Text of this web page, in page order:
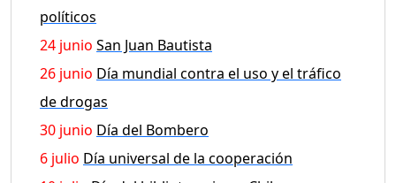
políticos
24 junio San Juan Bautista
26 junio Día mundial contra el uso y el tráfico
de drogas
30 junio Día del Bombero
6 julio Día universal de la cooperación